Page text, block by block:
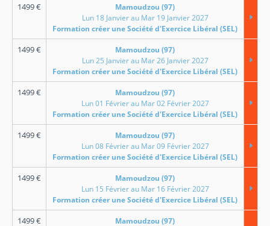
1499€
Mamoudzou (97)
Lun 18 Janvier au Mar 19 Janvier 2027
Formation créer une Société d'Exercice Libéral (SEL)
1499€
Mamoudzou (97)
Lun 25 Janvier au Mar 26 Janvier 2027
Formation créer une Société d'Exercice Libéral (SEL)
1499€
Mamoudzou (97)
Lun 01 Février au Mar 02 Février 2027
Formation créer une Société d'Exercice Libéral (SEL)
1499€
Mamoudzou (97)
Lun 08 Février au Mar 09 Février 2027
Formation créer une Société d'Exercice Libéral (SEL)
1499€
Mamoudzou (97)
Lun 15 Février au Mar 16 Février 2027
Formation créer une Société d'Exercice Libéral (SEL)
1499€ Mamoudzou (97)